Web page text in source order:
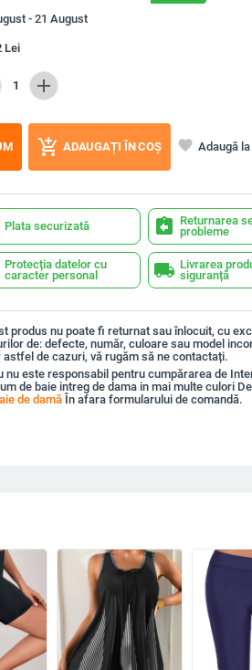
- 21 August
Lei
1 add
add_shopping_cart ADAUGAȚI ÎN COȘ favorite Adaugă
Plata securizată assignment_return Returnarea
probleme
Protecția datelor cu
caracter personal
local_shipping Livrarea
siguranță
produs nu poate fi returnat sau înlocuit, cu
de: defecte, număr, culoare sau model
astfel de cazuri, vă rugăm să ne contactați.
nu este responsabil pentru cumpărarea de
de baie intreg de dama in mai multe culori
de damăÎn afara formularului de comandă.